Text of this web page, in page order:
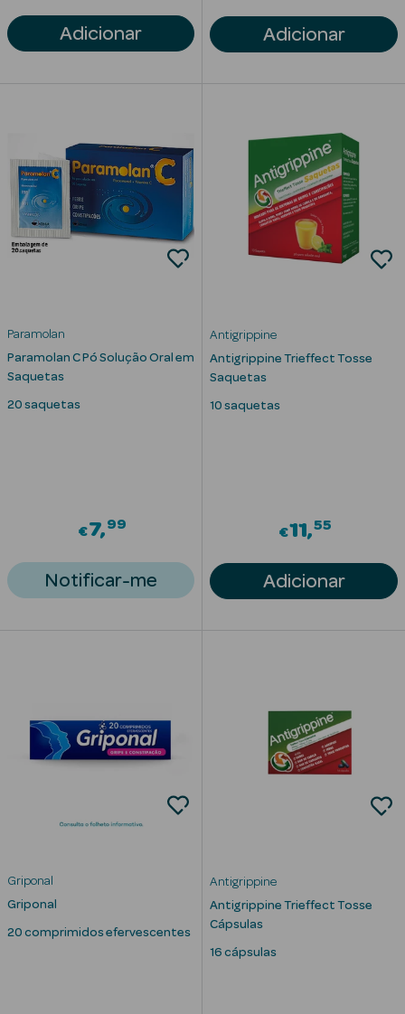
Ver Tudo
Solares
Solares Bebé e
Criança
Séruns Faciais
Creme de Olhos
Adicionar Adicionar
Paramolan
Paramolan C Pó Solução Oral em
Saquetas
20 saquetas
€7 99
Notificar-me
Antigrippine
Antigrippine Trieffect Tosse
Saquetas
10 saquetas
€11 55
Adicionar
Griponal
Griponal
20 comprimidos efervescentes
Antigrippine
Antigrippine Trieffect Tosse
Cápsulas
16 cápsulas